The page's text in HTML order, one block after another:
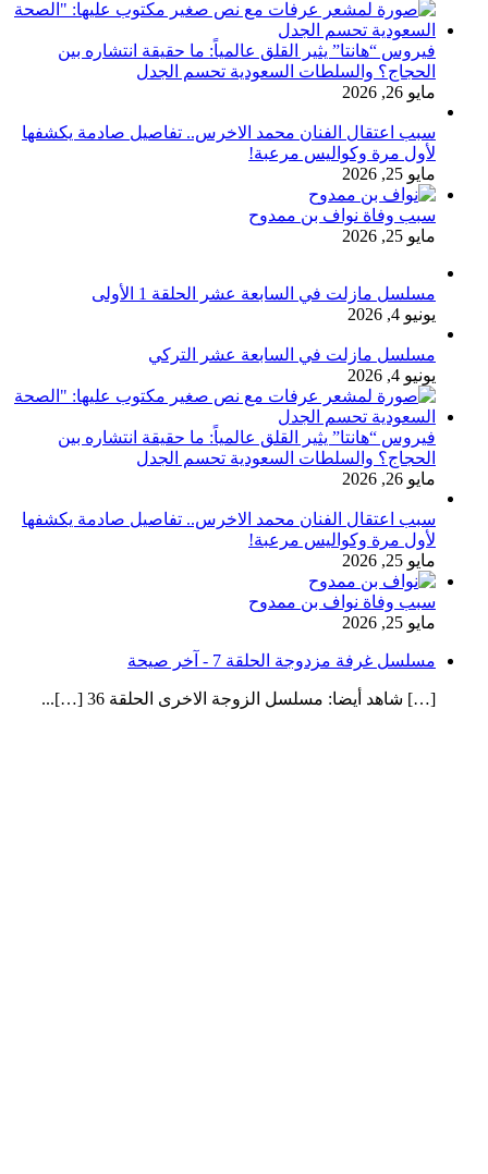
فيروس “هانتا” يثير القلق عالمياً: ما حقيقة انتشاره بين
الحجاج؟ والسلطات السعودية تحسم الجدل
مايو 26, 2026
سبب اعتقال الفنان محمد الاخرس.. تفاصيل صادمة يكشفها
لأول مرة وكواليس مرعبة!
مايو 25, 2026
سبب وفاة نواف بن ممدوح
مايو 25, 2026
مسلسل مازلت في السابعة عشر الحلقة 1 الأولى
يونيو 4, 2026
مسلسل مازلت في السابعة عشر التركي
يونيو 4, 2026
فيروس “هانتا” يثير القلق عالمياً: ما حقيقة انتشاره بين
الحجاج؟ والسلطات السعودية تحسم الجدل
مايو 26, 2026
سبب اعتقال الفنان محمد الاخرس.. تفاصيل صادمة يكشفها
لأول مرة وكواليس مرعبة!
مايو 25, 2026
سبب وفاة نواف بن ممدوح
مايو 25, 2026
مسلسل غرفة مزدوجة الحلقة 7 - آخر صيحة
[…] شاهد أيضا: مسلسل الزوجة الاخرى الحلقة 36 […]...